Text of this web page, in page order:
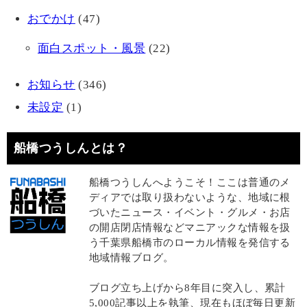
おでかけ (47)
面白スポット・風景 (22)
お知らせ (346)
未設定 (1)
船橋つうしんとは？
船橋つうしんへようこそ！ここは普通のメ
ディアでは取り扱わないような、地域に根
づいたニュース・イベント・グルメ・お店
の開店閉店情報などマニアックな情報を扱
う千葉県船橋市のローカル情報を発信する
地域情報ブログ。
ブログ立ち上げから8年目に突入し、累計
5,000記事以上を執筆、現在もほぼ毎日更新